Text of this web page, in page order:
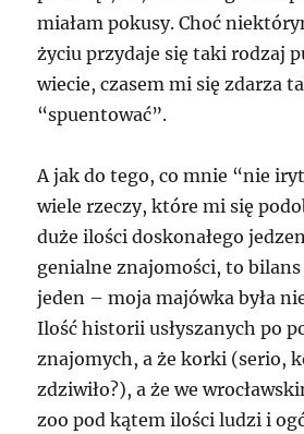
miałam pokusy. Choć
życiu przydaje się taki rodzaj
wiecie, czasem mi się zdarza
“spuentować”.
A jak do tego, co mnie “nie
wiele rzeczy, które mi się
duże ilości doskonałego
genialne znajomości, to
jeden – moja majówka była
Ilość historii usłyszanych po
znajomych, a że korki (serio,
zdziwiło?), a że we
zoo pod kątem ilości ludzi i